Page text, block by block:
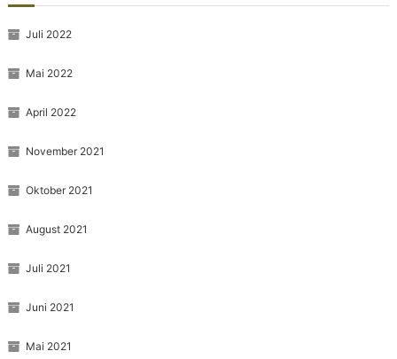
Juli 2022
Mai 2022
April 2022
November 2021
Oktober 2021
August 2021
Juli 2021
Juni 2021
Mai 2021